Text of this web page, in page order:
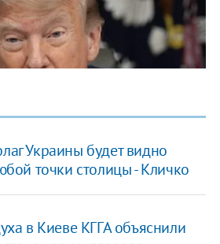
Украины будет видно
точки столицы - Кличко
в Киеве КГГА объяснили